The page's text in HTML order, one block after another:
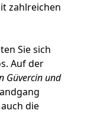
zahlreichen
Sie sich
Auf der
Güvercin und
die